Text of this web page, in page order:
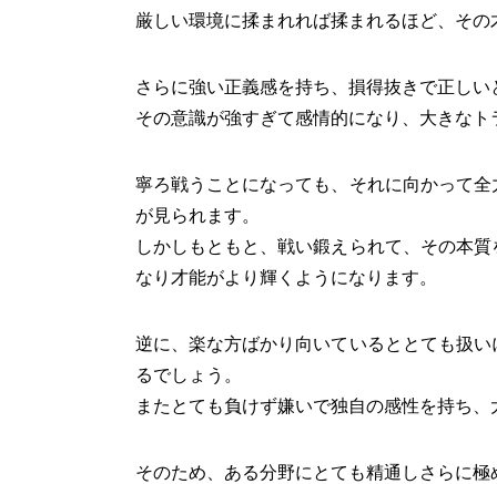
厳しい環境に揉まれれば揉まれるほど、そ
さらに強い正義感を持ち、損得抜きで正し
その意識が強すぎて感情的になり、大きな
寧ろ戦うことになっても、それに向かって
が見られます。
しかしもともと、戦い鍛えられて、その本
なり才能がより輝くようになります。
逆に、楽な方ばかり向いているととても扱
るでしょう。
またとても負けず嫌いで独自の感性を持ち
そのため、ある分野にとても精通しさらに